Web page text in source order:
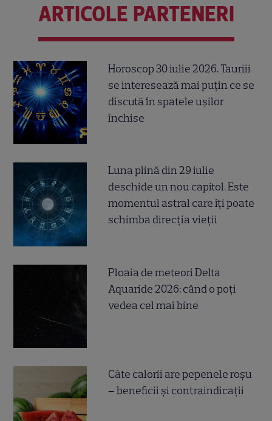
ARTICOLE PARTENERI
Horoscop 30 iulie 2026. Tauriii
se interesează mai puțin ce se
discută în spatele ușilor
închise
Luna plină din 29 iulie
deschide un nou capitol. Este
momentul astral care îți poate
schimba direcția vieții
Ploaia de meteori Delta
Aquaride 2026: când o poți
vedea cel mai bine
Câte calorii are pepenele roșu
– beneficii și contraindicații